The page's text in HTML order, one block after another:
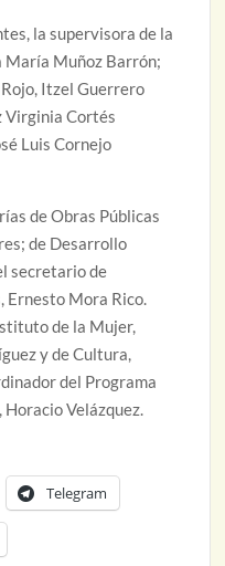
la supervisora de la
María Muñoz Barrón;
Itzel Guerrero
Virginia Cortés
Luis Cornejo
de Obras Públicas
de Desarrollo
secretario de
Ernesto Mora Rico.
de la Mujer,
y de Cultura,
del Programa
Velázquez.
Telegram